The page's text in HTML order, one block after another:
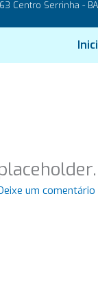
Centro Serrinha -
um comentário